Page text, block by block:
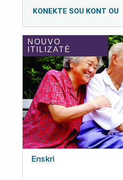
KONEKTE SOU KONT OU
NOUVO
ITILIZATÈ
Enskri